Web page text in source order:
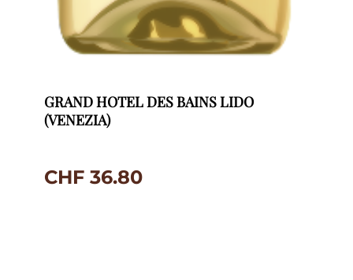
GRAND HOTEL DES BAINS LIDO
(VENEZIA)
CHF 36.80